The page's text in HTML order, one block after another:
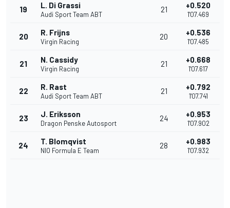
19 L. Di Grassi
Audi Sport Team ABT
21 +0.520
1'07.469
20 R. Frijns
Virgin Racing
20 +0.536
1'07.485
21 N. Cassidy
Virgin Racing
21 +0.668
1'07.617
22 R. Rast
Audi Sport Team ABT
21 +0.792
1'07.741
23 J. Eriksson
Dragon Penske Autosport
24 +0.953
1'07.902
24 T. Blomqvist
NIO Formula E Team
28 +0.983
1'07.932